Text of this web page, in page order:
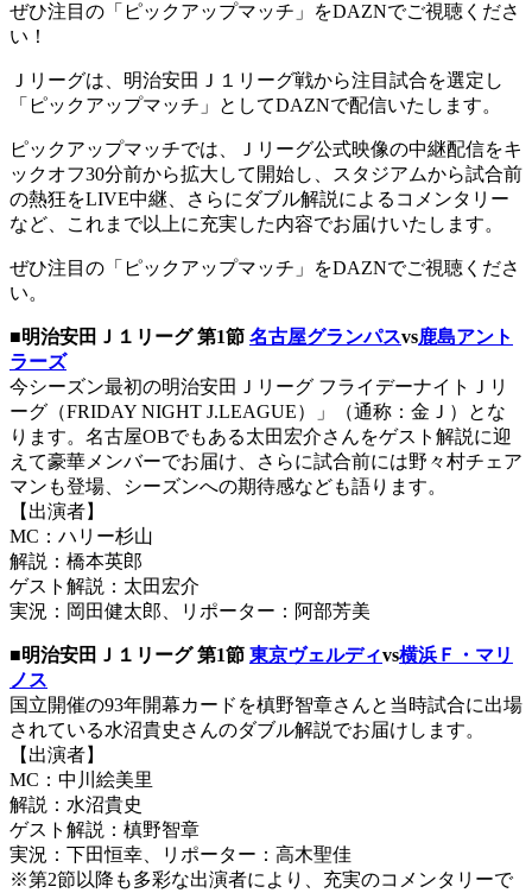
ぜひ注目の「ピックアップマッチ」をDAZNでご視聴くださ
い！
Ｊリーグは、明治安田Ｊ１リーグ戦から注目試合を選定し
「ピックアップマッチ」としてDAZNで配信いたします。
ピックアップマッチでは、Ｊリーグ公式映像の中継配信をキ
ックオフ30分前から拡大して開始し、スタジアムから試合前
の熱狂をLIVE中継、さらにダブル解説によるコメンタリー
など、これまで以上に充実した内容でお届けいたします。
ぜひ注目の「ピックアップマッチ」をDAZNでご視聴くださ
い。
■明治安田Ｊ１リーグ 第1節 名古屋グランパスvs鹿島アント
ラーズ
今シーズン最初の明治安田Ｊリーグ フライデーナイトＪリ
ーグ（FRIDAY NIGHT J.LEAGUE）」（通称：金Ｊ）とな
ります。名古屋OBでもある太田宏介さんをゲスト解説に迎
えて豪華メンバーでお届け、さらに試合前には野々村チェア
マンも登場、シーズンへの期待感なども語ります。
【出演者】
MC：ハリー杉山
解説：橋本英郎
ゲスト解説：太田宏介
実況：岡田健太郎、リポーター：阿部芳美
■明治安田Ｊ１リーグ 第1節 東京ヴェルディvs横浜Ｆ・マリ
ノス
国立開催の93年開幕カードを槙野智章さんと当時試合に出場
されている水沼貴史さんのダブル解説でお届けします。
【出演者】
MC：中川絵美里
解説：水沼貴史
ゲスト解説：槙野智章
実況：下田恒幸、リポーター：高木聖佳
※第2節以降も多彩な出演者により、充実のコメンタリーで